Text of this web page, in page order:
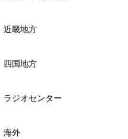
近畿地方
四国地方
ラジオセンター
海外